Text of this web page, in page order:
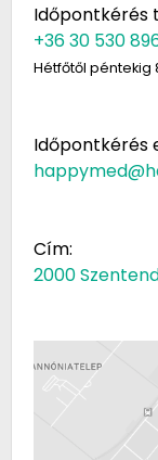
Időpontkérés
+36 30 530
Hétfőtől péntekig
Időpontkérés
Cím:
2000